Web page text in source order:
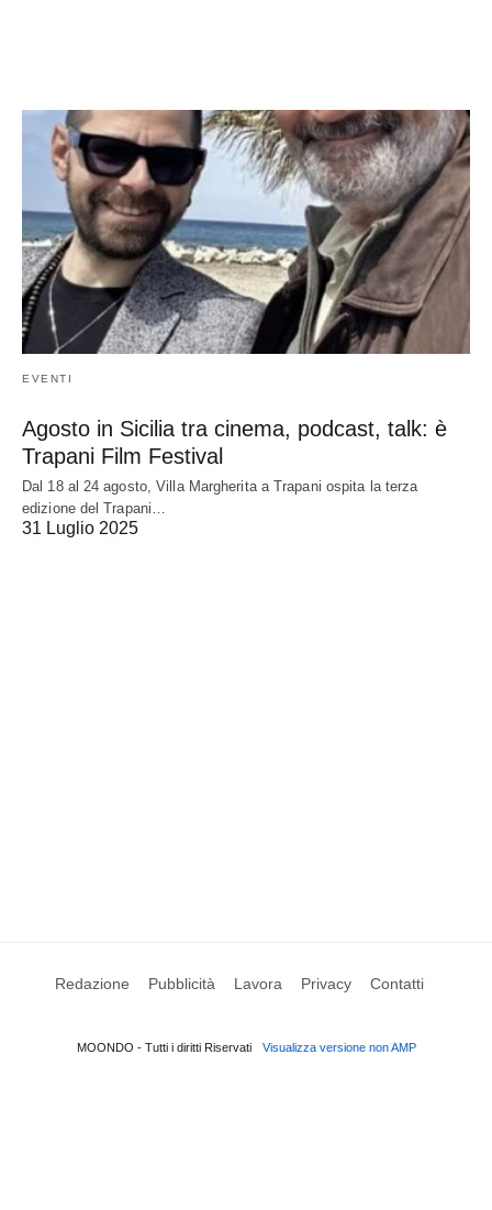
EVENTI
Agosto in Sicilia tra cinema, podcast, talk: è
Trapani Film Festival
Dal 18 al 24 agosto, Villa Margherita a Trapani ospita la terza
edizione del Trapani…
31 Luglio 2025
Redazione Pubblicità Lavora Privacy Contatti
MOONDO - Tutti i diritti Riservati Visualizza versione non AMP